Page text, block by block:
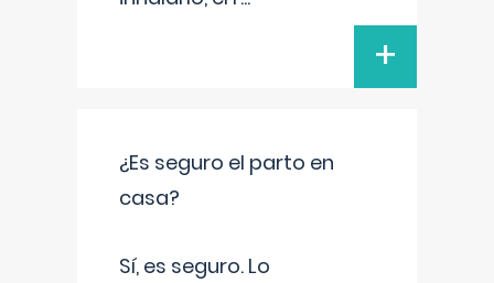
+
¿Es seguro el parto en
casa?
Sí, es seguro. Lo